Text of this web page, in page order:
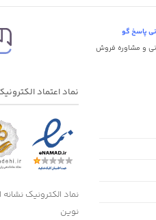
پاسخ گو
و مشاوره فروش
نماد اعتماد
نماد الکترونیک
نوین